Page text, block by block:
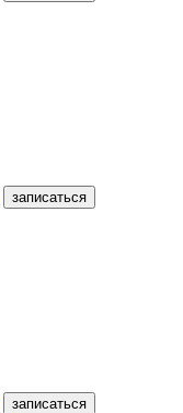
записаться
записаться